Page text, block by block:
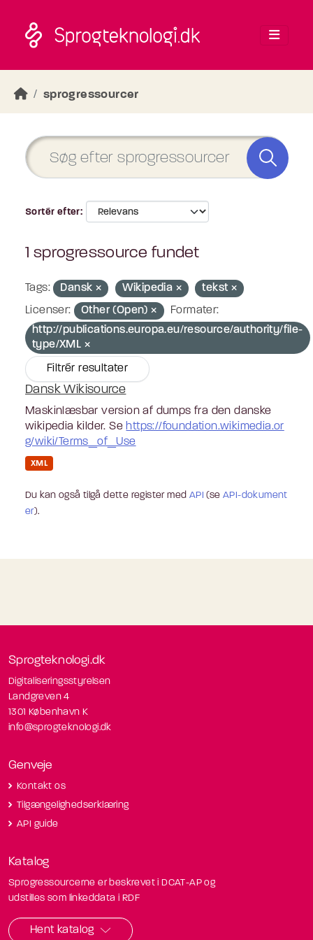
sprogressourcer
Sortér efter
1 sprogressource fundet
Tags: Dansk Wikipedia
tekst
Licenser:
Other (Open)
Formater:
http://publications.europa.eu/resource/authority/file-
type/XML
Filtrér resultater
Dansk Wikisource
Maskinlæsbar version af dumps fra den danske
wikipedia kilder. Se https://foundation.wikimedia.or
g/wiki/Terms_of_Use
XML
Du kan også tilgå dette register med API (seAPI-dokument
er).
Sprogteknologi.dk
Digitaliseringsstyrelsen
Landgreven 4
1301 København K
info@sprogteknologi.dk
Genveje
Kontakt os
Tilgængelighedserklæring
API guide
Katalog
Sprogressourcerne er beskrevet i DCAT-AP og
udstilles som linkeddata i RDF
Hent katalog